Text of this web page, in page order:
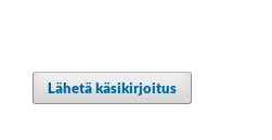
Lähetä käsikirjoitus